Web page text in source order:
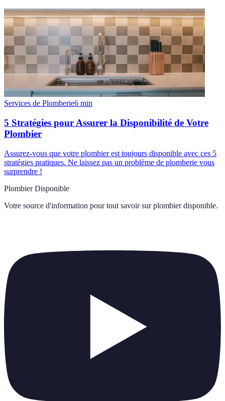
Services de Plomberie6 min
5 Stratégies pour Assurer la Disponibilité de Votre
Plombier
Assurez-vous que votre plombier est toujours disponible avec ces 5
stratégies pratiques. Ne laissez pas un problème de plomberie vous
surprendre !
Plombier Disponible
Votre source d'information pour tout savoir sur plombier disponible.